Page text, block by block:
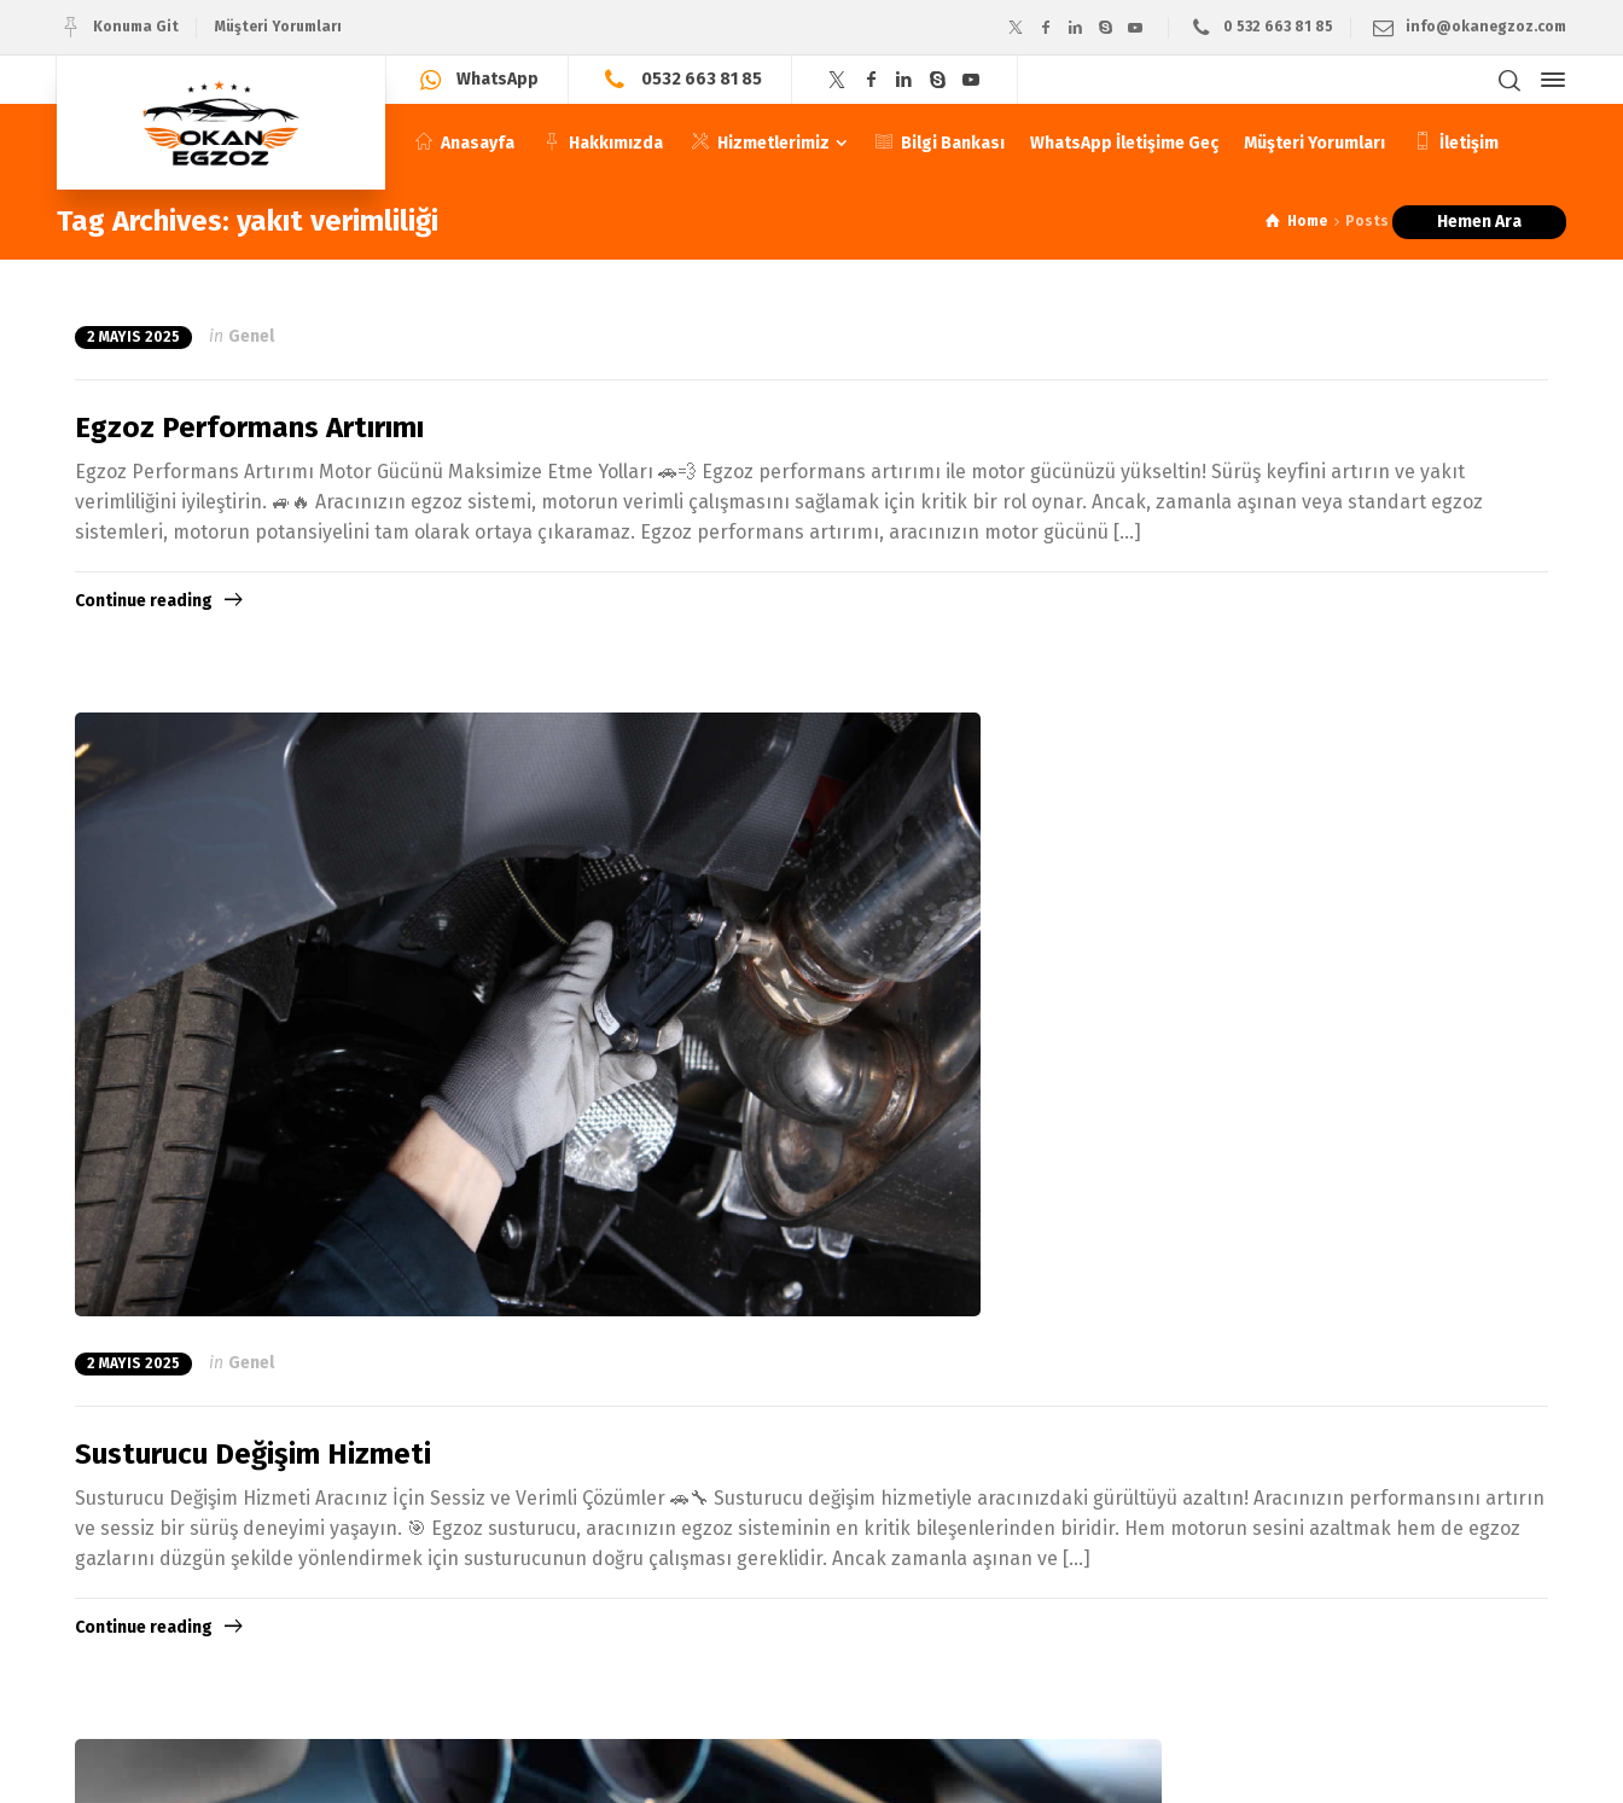
Konuma Git Müşteri Yorumları 0 532 663 81 85 info@okanegzoz.com
WhatsApp 0532 663 81 85
Anasayfa Hakkımızda Hizmetlerimiz Bilgi Bankası WhatsApp İletişime Geç Müşteri Yorumları İletişim
Hemen Ara
Tag Archives: yakıt verimliliği Home Posts tagged: yakıt verimliliği
2 MAYIS 2025 in Genel
Egzoz Performans Artırımı
Egzoz Performans Artırımı Motor Gücünü Maksimize Etme Yolları 🚗💨 Egzoz performans artırımı ile motor gücünüzü yükseltin! Sürüş keyfini artırın ve yakıt
verimliliğini iyileştirin. 🚙🔥 Aracınızın egzoz sistemi, motorun verimli çalışmasını sağlamak için kritik bir rol oynar. Ancak, zamanla aşınan veya standart egzoz
sistemleri, motorun potansiyelini tam olarak ortaya çıkaramaz. Egzoz performans artırımı, aracınızın motor gücünü […]
Continue reading
2 MAYIS 2025 in Genel
Susturucu Değişim Hizmeti
Susturucu Değişim Hizmeti Aracınız İçin Sessiz ve Verimli Çözümler 🚗🔧 Susturucu değişim hizmetiyle aracınızdaki gürültüyü azaltın! Aracınızın performansını artırın
ve sessiz bir sürüş deneyimi yaşayın. 🎯 Egzoz susturucu, aracınızın egzoz sisteminin en kritik bileşenlerinden biridir. Hem motorun sesini azaltmak hem de egzoz
gazlarını düzgün şekilde yönlendirmek için susturucunun doğru çalışması gereklidir. Ancak zamanla aşınan ve […]
Continue reading